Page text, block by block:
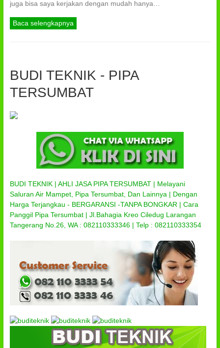
juga bisa saya kerjakan dengan mudah hanya…
Baca selengkapnya
BUDI TEKNIK - PIPA
TERSUMBAT
BUDI TEKNIK | AHLI JASA PIPA TERSUMBAT | Melayani
Saluran Air Mampet, Pipa Tersumbat, Dan Lainnya | Dengan
Harga Terjangkau - BERGARANSI -TANPA BONGKAR | Cara
Panggil Pipa Tersumbat | Jl.Bahagia Kreo Ciledug Larangan
Tangerang No.26, WA : 082110333346 | Telp : 082110333354